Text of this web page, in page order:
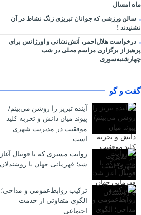
ماه امسال
سالن ورزشی که جوانان تبریزی زنگ نشاط در آن
نشنیدند !
درخواست هلال‌احمر، آتش‌نشانی و اورژانس برای
پرهیز از برگزاری مراسم محلی در شب
چهارشنبه‌سوری
گفت و گو
آینده تبریز را روشن می‌بینم/
پیوند میان دانش و تجربه کلید
موفقیت در مدیریت شهری
است
روایت مسیری که با فوتبال آغاز
شد؛ قهرمانی جهان با روشندلان
ترکیب روابط‌عمومی و مداحی؛
الگوی متفاوتی از خدمت
اجتماعی